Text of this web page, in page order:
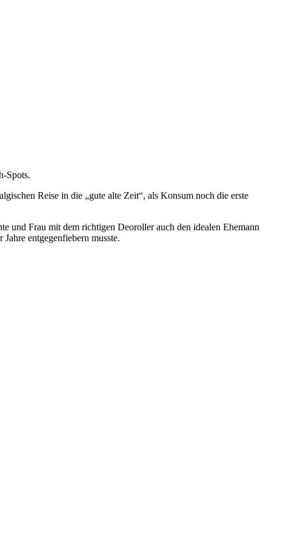
Spots.
Reise in die „gute alte Zeit“, als Konsum noch die erste
und Frau mit dem richtigen Deoroller auch den idealen Ehemann
entgegenfiebern musste.